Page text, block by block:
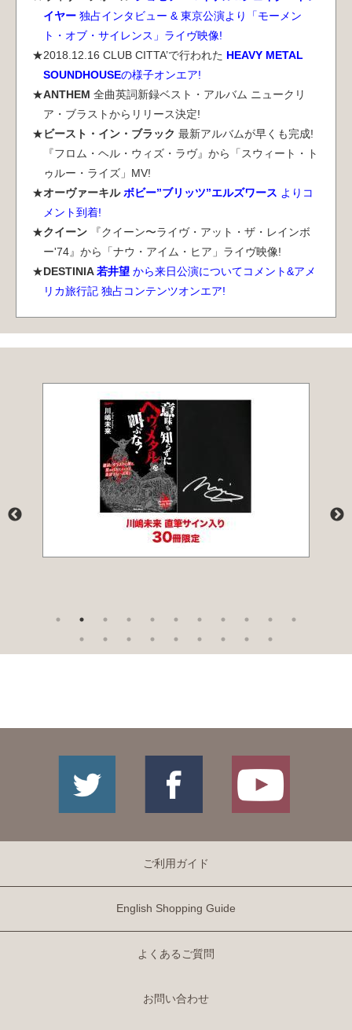
イヤー 独占インタビュー & 東京公演より「モーメン
ト・オブ・サイレンス」ライヴ映像!
2018.12.16 CLUB CITTA’で行われた HEAVY METAL
SOUNDHOUSEの様子オンエア!
ANTHEM 全曲英詞新録ベスト・アルバム ニュークリ
ア・ブラストからリリース決定!
ビースト・イン・ブラック 最新アルバムが早くも完成!
『フロム・ヘル・ウィズ・ラヴ』から「スウィート・ト
ゥルー・ライズ」MV!
オーヴァーキルボビー”ブリッツ”エルズワース よりコ
メント到着!
クイーン 『クイーン〜ライヴ・アット・ザ・レインボ
ー'74』から「ナウ・アイム・ヒア」ライヴ映像!
DESTINIA若井望 から来日公演についてコメント&アメ
リカ旅行記 独占コンテンツオンエア!
ご利用ガイド
English Shopping Guide
よくあるご質問
お問い合わせ